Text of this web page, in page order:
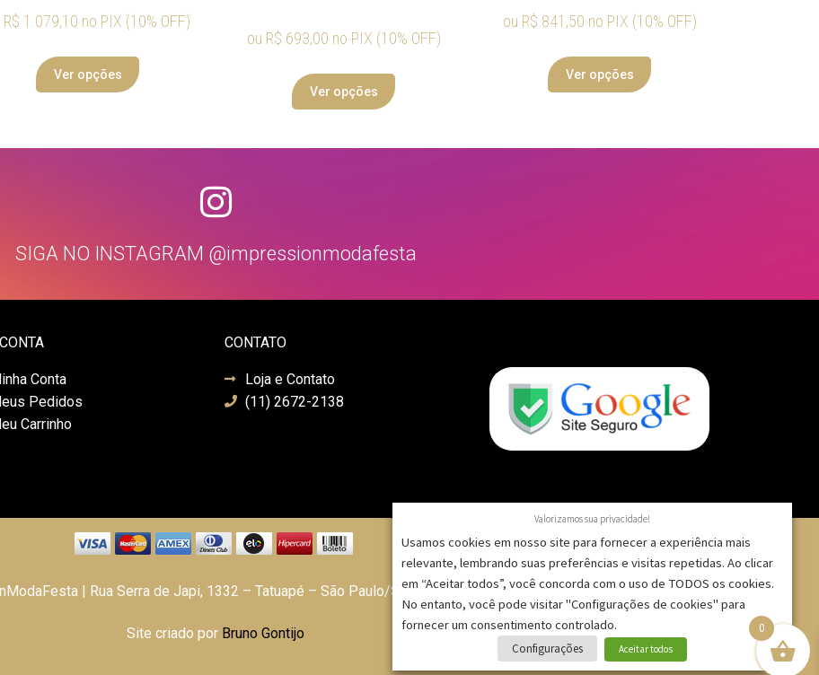
R$ 1.079,10 no PIX (10% OFF)
Ver opções
ou R$ 693,00 no PIX (10% OFF)
Ver opções
ou R$ 841,50 no PIX (10% OFF)
Ver opções
SIGA NO INSTAGRAM @impressionmodafesta
Conta
Pedidos
Carrinho
CONTATO
Loja e Contato
(11) 2672-2138
| Rua Serra de Japi, 1332 – Tatuapé – São Paulo/SP – CNPJ: 09.271.257/0001-52 |
Site criado por Bruno Gontijo 0
Valorizamos sua privacidade!
Usamos cookies em nosso site para fornecer a experiência mais
relevante, lembrando suas preferências e visitas repetidas. Ao clicar
em “Aceitar todos”, você concorda com o uso de TODOS os cookies.
No entanto, você pode visitar "Configurações de cookies" para
fornecer um consentimento controlado.
Configurações Aceitar todos